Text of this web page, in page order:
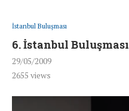
İstanbul Buluşması
6. İstanbul Buluşması
29/05/2009
2655 views